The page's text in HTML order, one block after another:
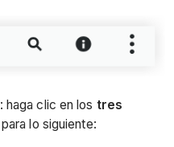
: haga clic en los tres
lo siguiente: